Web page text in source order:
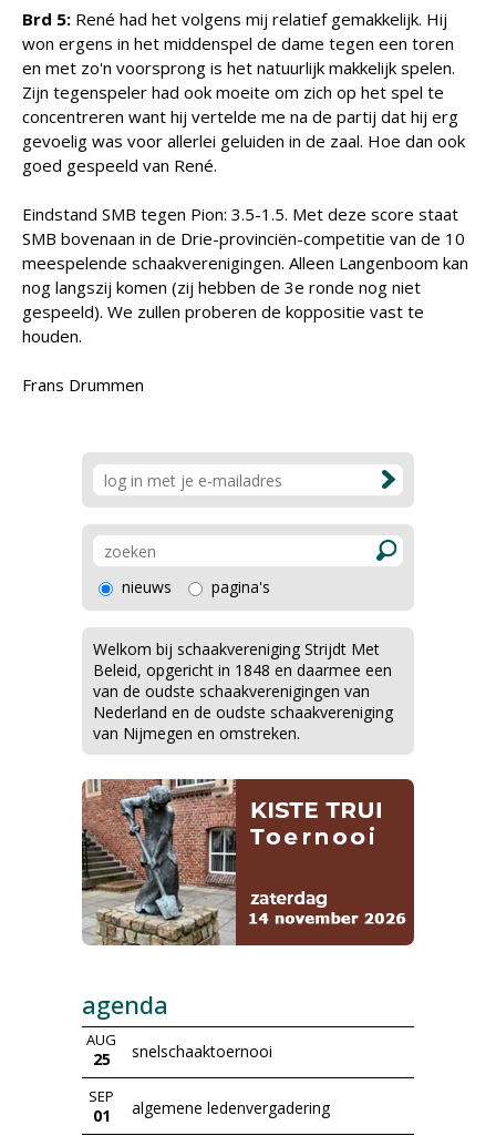
Brd 5: René had het volgens mij relatief gemakkelijk. Hij
won ergens in het middenspel de dame tegen een toren
en met zo'n voorsprong is het natuurlijk makkelijk spelen.
Zijn tegenspeler had ook moeite om zich op het spel te
concentreren want hij vertelde me na de partij dat hij erg
gevoelig was voor allerlei geluiden in de zaal. Hoe dan ook
goed gespeeld van René.
Eindstand SMB tegen Pion: 3.5-1.5. Met deze score staat
SMB bovenaan in de Drie-provinciën-competitie van de 10
meespelende schaakverenigingen. Alleen Langenboom kan
nog langszij komen (zij hebben de 3e ronde nog niet
gespeeld). We zullen proberen de koppositie vast te
houden.
Frans Drummen
nieuws pagina's
Welkom bij schaakvereniging Strijdt Met
Beleid, opgericht in 1848 en daarmee een
van de oudste schaakverenigingen van
Nederland en de oudste schaakvereniging
van Nijmegen en omstreken.
agenda
AUG
25 snelschaaktoernooi
SEP
01 algemene ledenvergadering